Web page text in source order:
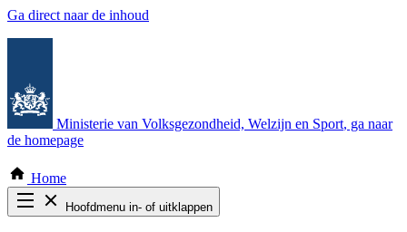
Ga direct naar de inhoud
Ministerie van Volksgezondheid, Welzijn en Sport, ga naar
de homepage
Home
Hoofdmenu in- of uitklappen